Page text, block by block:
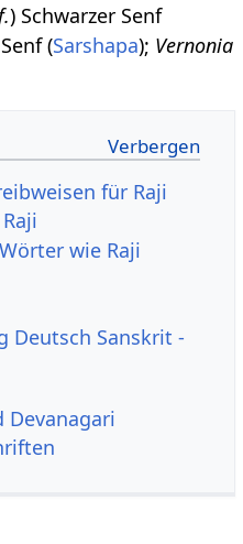
) Schwarzer Senf
(Sarshapa); Vernonia
für Raji
wie Raji
Deutsch Sanskrit -
Devanagari